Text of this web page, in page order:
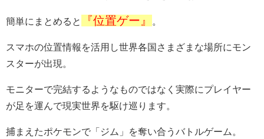
簡単にまとめると 『位置ゲー』
スマホの位置情報を活用し世界各国さまざまな場所にモン
スターが出現。
モニターで完結するようなものではなく実際にプレイヤー
が足を運んで現実世界を駆け巡ります。
捕まえたポケモンで「ジム」を奪い合うバトルゲーム。